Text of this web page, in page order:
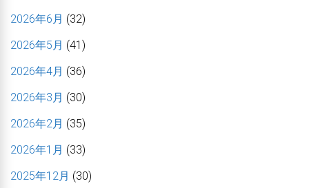
2026年6月 (32)
2026年5月 (41)
2026年4月 (36)
2026年3月 (30)
2026年2月 (35)
2026年1月 (33)
2025年12月 (30)